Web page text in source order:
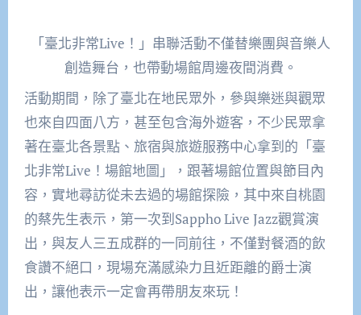
「臺北非常Live！」串聯活動不僅替樂團與音樂人
創造舞台，也帶動場館周邊夜間消費。
活動期間，除了臺北在地民眾外，參與樂迷與觀眾
也來自四面八方，甚至包含海外遊客，不少民眾拿
著在臺北各景點、旅宿與旅遊服務中心拿到的「臺
北非常Live！場館地圖」，跟著場館位置與節目內
容，實地尋訪從未去過的場館探險，其中來自桃園
的蔡先生表示，第一次到Sappho Live Jazz觀賞演
出，與友人三五成群的一同前往，不僅對餐酒的飲
食讚不絕口，現場充滿感染力且近距離的爵士演
出，讓他表示一定會再帶朋友來玩！